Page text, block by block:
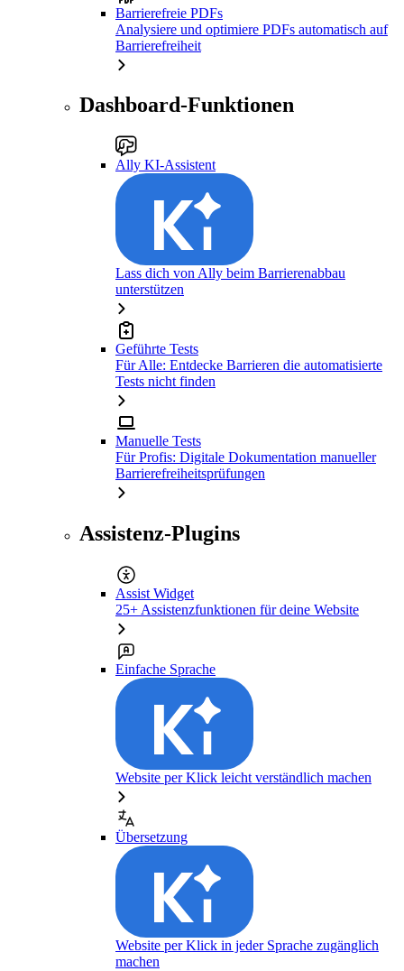
Barrierefreie PDFs
Analysiere und optimiere PDFs automatisch auf
Barrierefreiheit
Dashboard-Funktionen
Ally KI-Assistent
Lass dich von Ally beim Barrierenabbau
unterstützen
Geführte Tests
Für Alle: Entdecke Barrieren die automatisierte
Tests nicht finden
Manuelle Tests
Für Profis: Digitale Dokumentation manueller
Barrierefreiheitsprüfungen
Assistenz-Plugins
Assist Widget
25+ Assistenzfunktionen für deine Website
Einfache Sprache
Website per Klick leicht verständlich machen
Übersetzung
Website per Klick in jeder Sprache zugänglich
machen